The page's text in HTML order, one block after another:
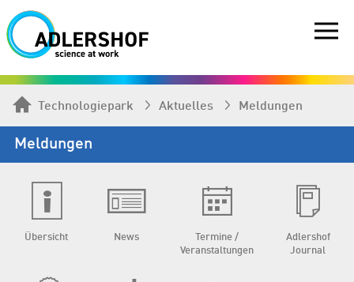
Technologiepark Aktuelles Meldungen
Meldungen
Übersicht News
Termine /
Veranstaltungen
Adlershof
Journal